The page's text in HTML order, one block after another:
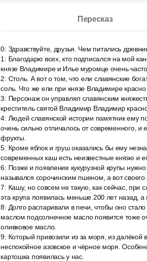
Пересказ
0: Здравствуйте, друзья. Чем питались
1 : Благодарю всех, кто подписался на мой
князе Владимире и Илье муромце очень
2: Столь. А вот о том, что ели славянские
соль. Что же ели при князе Владимире
3: Персонаж он управлял славянским
креститель святой Владимир Владимир
4: Людей славянской истории памятник ему
очень сильно отличалось от современного,
фрукты.
5: Кроме яблок и груш оказались бы ему
современных каш есть неизвестные князю и
6: Позже и появление кукурузной крупы
назывался сорочинским пшеном, а вот
7: Кашу, но совсем не такую, как сейчас, при
эта крупа появилась меньше 200 лет назад,
8: Долго распаривали в печи, чтобы оно
маслом подсолнечное масло появится тоже
оливковое масло.
9: Который привозили из за моря, из далёкой
неспокойное азовское и чёрное моря.
картошка появилась у нас.